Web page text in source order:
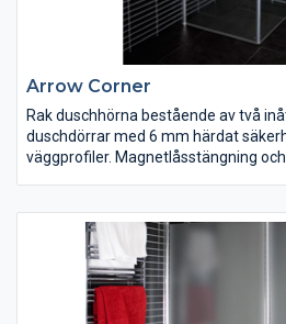
Arrow Corner
Rak duschhörna bestående av två
duschdörrar med 6 mm härdat
väggprofiler. Magnetlåsstängning
1900 mm.